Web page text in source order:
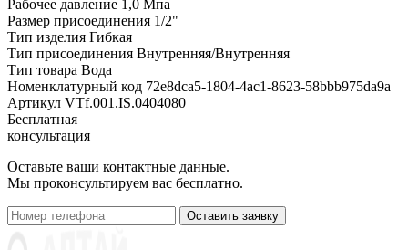
Рабочее давление 1,0 Мпа
Размер присоединения 1/2"
Тип изделия Гибкая
Тип присоединения Внутренняя/Внутренняя
Тип товара Вода
Номенклатурный код 72e8dca5-1804-4ac1-8623-58bbb975da9a
Артикул VTf.001.IS.0404080
Бесплатная
консультация
Оставьте ваши контактные данные.
Мы проконсультируем вас бесплатно.
Оставить заявку